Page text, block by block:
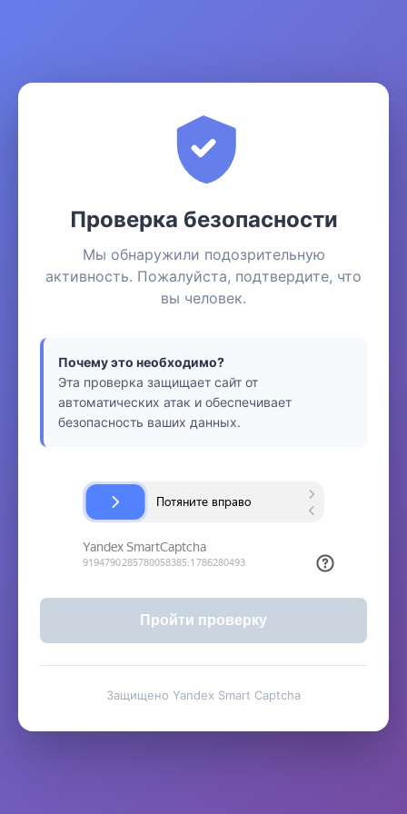
Проверка безопасности
Мы обнаружили подозрительную
активность. Пожалуйста, подтвердите, что
вы человек.
Почему это необходимо?
Эта проверка защищает сайт от
автоматических атак и обеспечивает
безопасность ваших данных.
Пройти проверку
Защищено Yandex Smart Captcha